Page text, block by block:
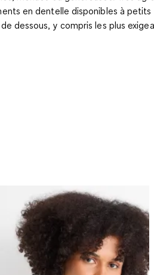
en dentelle disponibles à petits
dessous, y compris les plus